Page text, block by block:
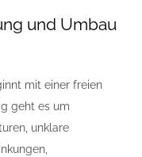
und Umbau
mit einer freien
geht es um
unklare